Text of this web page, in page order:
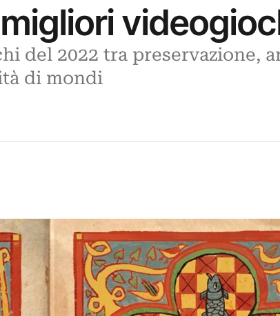
del 2022 tra preservazione,
di mondi